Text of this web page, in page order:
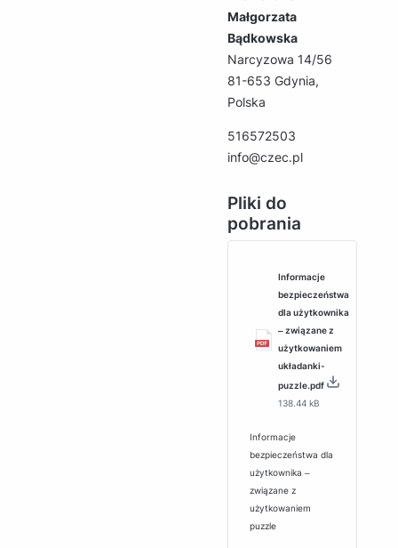
Małgorzata
Bądkowska
Narcyzowa 14/56
81-653 Gdynia,
Polska
516572503
info@czec.pl
Pliki do
pobrania
Informacje
bezpieczeństwa
dla użytkownika
‒ związane z
użytkowaniem
układanki-
puzzle.pdf
138.44 kB
Informacje
bezpieczeństwa dla
użytkownika ‒
związane z
użytkowaniem
puzzle